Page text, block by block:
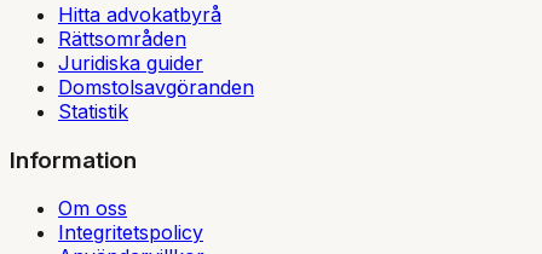
Hitta advokatbyrå
Rättsområden
Juridiska guider
Domstolsavgöranden
Statistik
Information
Om oss
Integritetspolicy